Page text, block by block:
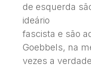
de esquerda
ideário
fascista e são
Goebbels, na
vezes a